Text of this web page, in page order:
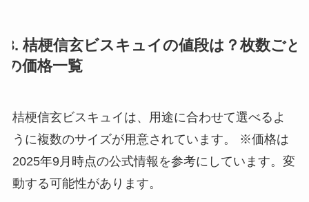
3. 桔梗信玄ビスキュイの値段は？枚数ごと
の価格一覧
桔梗信玄ビスキュイは、用途に合わせて選べるよ
うに複数のサイズが用意されています。 ※価格は
2025年9月時点の公式情報を参考にしています。変
動する可能性があります。